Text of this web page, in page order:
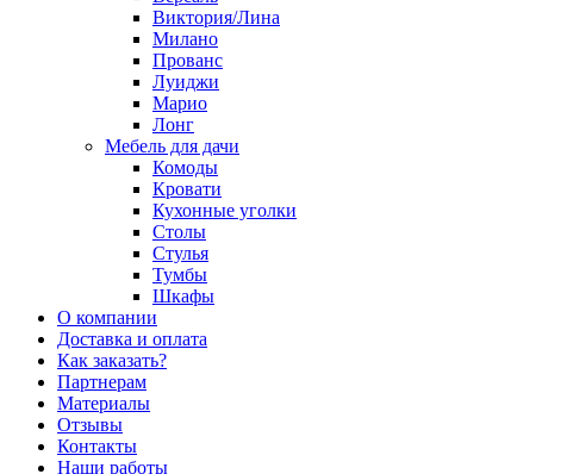
Виктория/Лина
Милано
Прованс
Луиджи
Марио
Лонг
Мебель для дачи
Комоды
Кровати
Кухонные уголки
Столы
Стулья
Тумбы
Шкафы
О компании
Доставка и оплата
Как заказать?
Партнерам
Материалы
Отзывы
Контакты
Наши работы